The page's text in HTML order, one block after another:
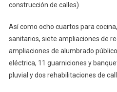
construcción de calles).
Así como ocho cuartos para
sanitarios, siete ampliaciones de
ampliaciones de alumbrado
eléctrica, 11 guarniciones y
pluvial y dos rehabilitaciones de